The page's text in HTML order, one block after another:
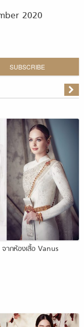
2020
SUBSCRIBE
ากห้องเสื้อ Vanus